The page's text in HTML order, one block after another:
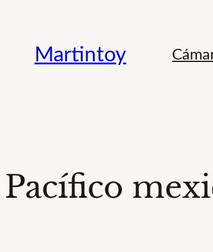
contenido
Martintoy
Pacífico